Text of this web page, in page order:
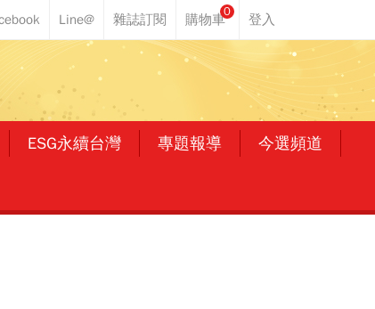
0
ESG永續台灣 專題報導 今選頻道